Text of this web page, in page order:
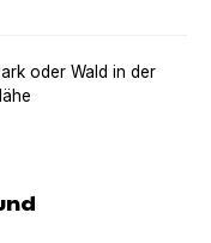
oder Wald in der